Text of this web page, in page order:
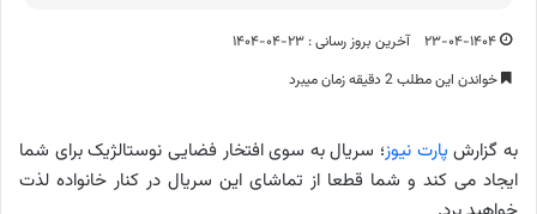
۲۳-۰۴-۱۴۰۴
آخرین بروز رسانی : ۲۳-۰۴-۱۴۰۴
خواندن این مطلب 2 دقیقه زمان میبرد
به گزارش پارت نیوز؛ سریال به سوی افتخار فضایی نوستالژیک برای شما
ایجاد می کند و شما قطعا از تماشای این سریال در کنار خانواده لذت